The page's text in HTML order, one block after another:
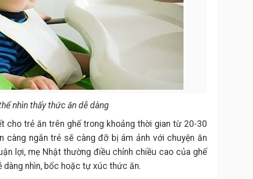
nhìn thấy thức ăn dễ dàng
cho trẻ ăn trên ghế trong khoảng thời gian từ 20-30
càng ngắn trẻ sẽ càng đỡ bị ám ảnh với chuyện ăn
lợi, mẹ Nhật thường điều chỉnh chiều cao của ghế
dàng nhìn, bốc hoặc tự xúc thức ăn.